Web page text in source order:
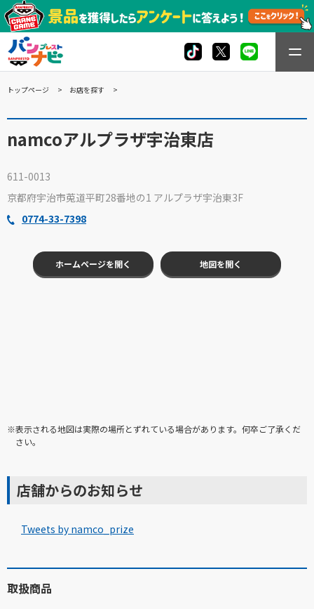
トップページ お店を探す
namcoアルプラザ宇治東店
611-0013
京都府宇治市莵道平町28番地の1 アルプラザ宇治東3F
0774-33-7398
ホームページを開く 地図を開く
※表示される地図は実際の場所とずれている場合があります。何卒ご了承くだ
さい。
店舗からのお知らせ
Tweets by namco_prize
取扱商品